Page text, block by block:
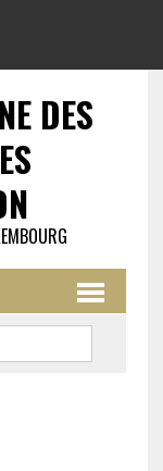
DES